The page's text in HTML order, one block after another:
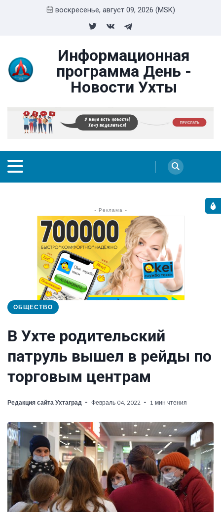
воскресенье, август 09, 2026 (MSK)
Информационная
программа День -
Новости Ухты
- Реклама -
ОБЩЕСТВО
В Ухте родительский
патруль вышел в рейды по
торговым центрам
Редакция сайта Ухтаград Февраль 04, 2022 1 мин чтения